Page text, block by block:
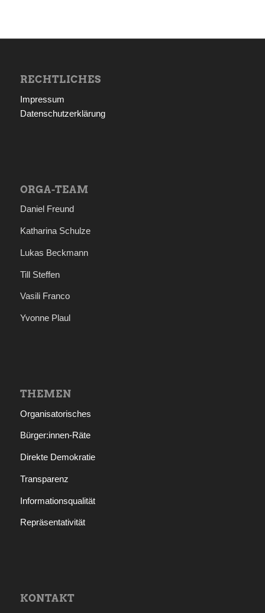
RECHTLICHES
Impressum
Datenschutzerklärung
ORGA-TEAM
Daniel Freund
Katharina Schulze
Lukas Beckmann
Till Steffen
Vasili Franco
Yvonne Plaul
THEMEN
Organisatorisches
Bürger:innen-Räte
Direkte Demokratie
Transparenz
Informationsqualität
Repräsentativität
KONTAKT